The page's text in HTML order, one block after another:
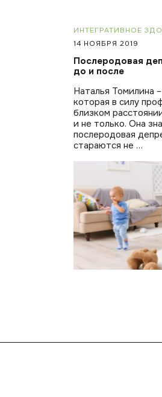
ИНТЕГРАТИВНОЕ
14 НОЯБРЯ 2019
Послеродовая
до и после
Наталья Томилина
которая в силу
близком
и не только. Она
послеродовая
стараются не …